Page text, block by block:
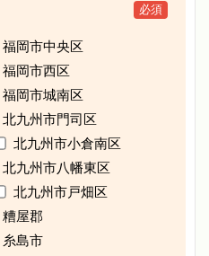
必須
福岡市中央区
福岡市西区
福岡市城南区
北九州市門司区
北九州市小倉南区
北九州市八幡東区
北九州市戸畑区
糟屋郡
糸島市